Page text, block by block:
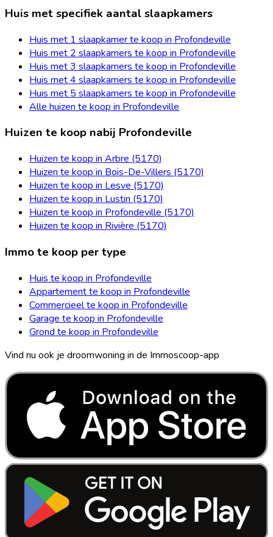
Huis met specifiek aantal slaapkamers
Huis met 1 slaapkamer te koop in Profondeville
Huis met 2 slaapkamers te koop in Profondeville
Huis met 3 slaapkamers te koop in Profondeville
Huis met 4 slaapkamers te koop in Profondeville
Huis met 5 slaapkamers te koop in Profondeville
Alle huizen te koop in Profondeville
Huizen te koop nabij Profondeville
Huizen te koop in Arbre (5170)
Huizen te koop in Bois-De-Villers (5170)
Huizen te koop in Lesve (5170)
Huizen te koop in Lustin (5170)
Huizen te koop in Profondeville (5170)
Huizen te koop in Rivière (5170)
Immo te koop per type
Huis te koop in Profondeville
Appartement te koop in Profondeville
Commercieel te koop in Profondeville
Garage te koop in Profondeville
Grond te koop in Profondeville
Vind nu ook je droomwoning in de Immoscoop-app